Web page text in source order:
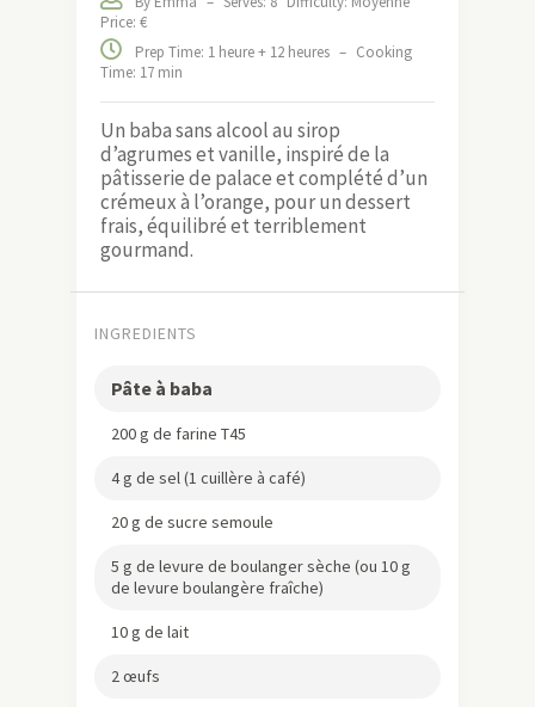
Price: €
Prep Time: 1 heure + 12 heures – Cooking
Time: 17 min
Un baba sans alcool au sirop
d’agrumes et vanille, inspiré de la
pâtisserie de palace et complété d’un
crémeux à l’orange, pour un dessert
frais, équilibré et terriblement
gourmand.
INGREDIENTS
Pâte à baba
200 g de farine T45
4 g de sel (1 cuillère à café)
20 g de sucre semoule
5 g de levure de boulanger sèche (ou 10 g
de levure boulangère fraîche)
10 g de lait
2 œufs